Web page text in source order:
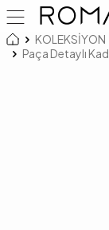
KOLEKSİYON
Paça Detaylı